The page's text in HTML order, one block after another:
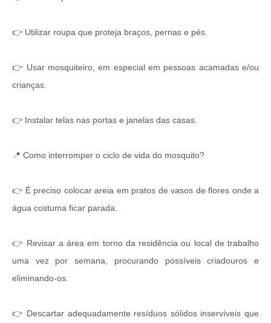
👉 Utilizar roupa que proteja braços, pernas e pés.
👉 Usar mosquiteiro, em especial em pessoas acamadas e/ou
crianças.
👉 Instalar telas nas portas e janelas das casas.
📍 Como interromper o ciclo de vida do mosquito?
👉 É preciso colocar areia em pratos de vasos de flores onde a
água costuma ficar parada.
👉 Revisar a área em torno da residência ou local de trabalho
uma vez por semana, procurando possíveis criadouros e
eliminando-os.
👉 Descartar adequadamente resíduos sólidos inservíveis que